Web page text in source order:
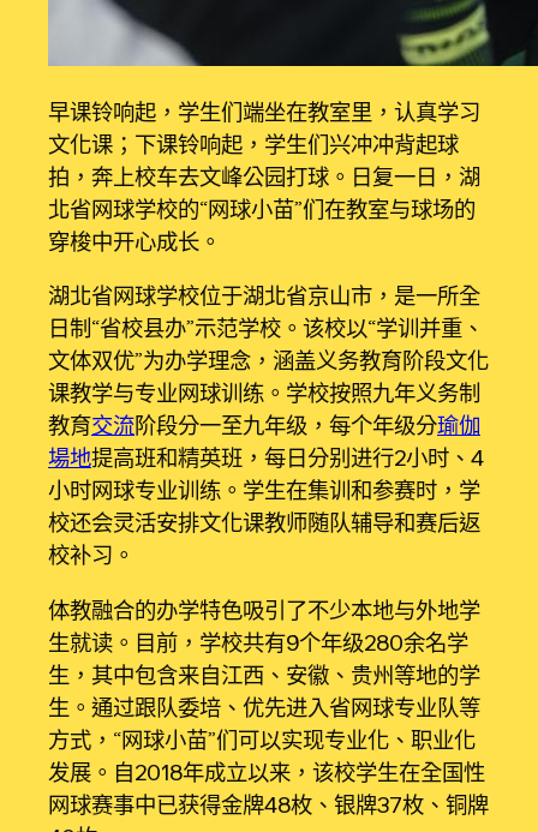
早课铃响起，学生们端坐在教室里，认真学习
文化课；下课铃响起，学生们兴冲冲背起球
拍，奔上校车去文峰公园打球。日复一日，湖
北省网球学校的“网球小苗”们在教室与球场的
穿梭中开心成长。
湖北省网球学校位于湖北省京山市，是一所全
日制“省校县办”示范学校。该校以“学训并重、
文体双优”为办学理念，涵盖义务教育阶段文化
课教学与专业网球训练。学校按照九年义务制
教育交流阶段分一至九年级，每个年级分瑜伽
場地提高班和精英班，每日分别进行2小时、4
小时网球专业训练。学生在集训和参赛时，学
校还会灵活安排文化课教师随队辅导和赛后返
校补习。
体教融合的办学特色吸引了不少本地与外地学
生就读。目前，学校共有9个年级280余名学
生，其中包含来自江西、安徽、贵州等地的学
生。通过跟队委培、优先进入省网球专业队等
方式，“网球小苗”们可以实现专业化、职业化
发展。自2018年成立以来，该校学生在全国性
网球赛事中已获得金牌48枚、银牌37枚、铜牌